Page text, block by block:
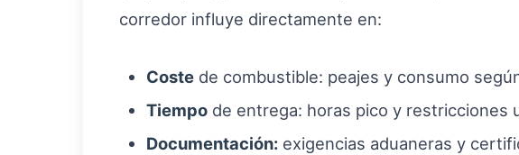
corredor influye directamente en:
Coste de combustible: peajes y consumo
Tiempo de entrega: horas pico y restricciones
Documentación: exigencias aduaneras y